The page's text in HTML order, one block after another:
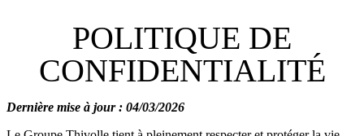
POLITIQUE DE
CONFIDENTIALITÉ
Dernière mise à jour : 04/03/2026